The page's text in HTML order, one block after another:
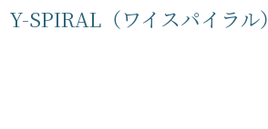
Y-SPIRAL（ワイスパイラル）